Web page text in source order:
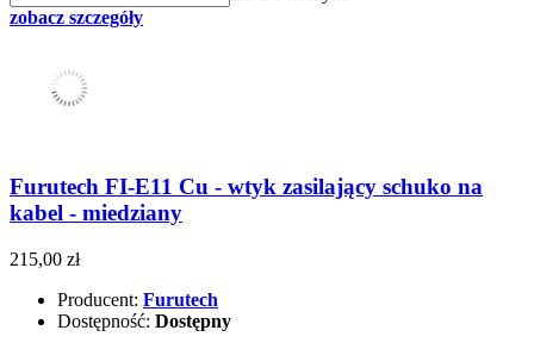
zobacz szczegóły
Furutech FI-E11 Cu - wtyk zasilający schuko na
kabel - miedziany
215,00 zł
Producent: Furutech
Dostępność: Dostępny